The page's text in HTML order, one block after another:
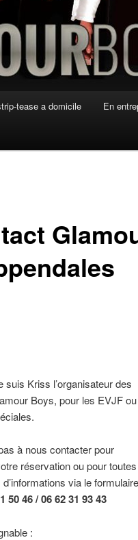
tease a domicile En
suis Kriss l’organisateur des
Boys, pour les EVJF
à nous contacter pour
réservation ou pour toutes
via le
50 46 / 06 62 31 93 43
: